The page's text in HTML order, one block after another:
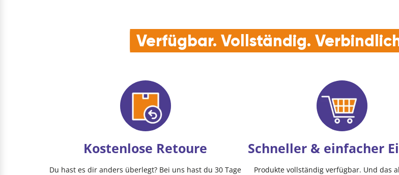
Verfügbar. Vollständig.
Kostenlose Retoure
Du hast es dir anders überlegt? Bei uns hast du 30 Tage
Schneller & einfacher
Produkte vollständig verfügbar. Und das